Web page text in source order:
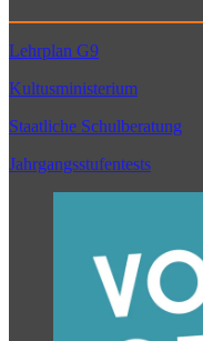
Lehrplan G9
Kultusministerium
Staatliche Schulberatung
Jahrgangsstufentests